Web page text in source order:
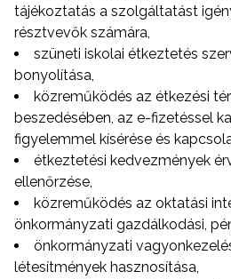
tájékoztatás a szolgáltatást
résztvevők számára,
szüneti iskolai étkeztetés
bonyolítása,
közreműködés az étkezési
beszedésében, az e-fizetéssel
figyelemmel kísérése és
étkeztetési kedvezmények
ellenőrzése,
közreműködés az oktatási
önkormányzati gazdálkodási,
önkormányzati
létesítmények hasznosítása,